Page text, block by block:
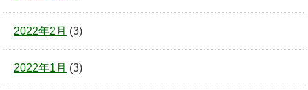
2022年2月 (3)
2022年1月 (3)